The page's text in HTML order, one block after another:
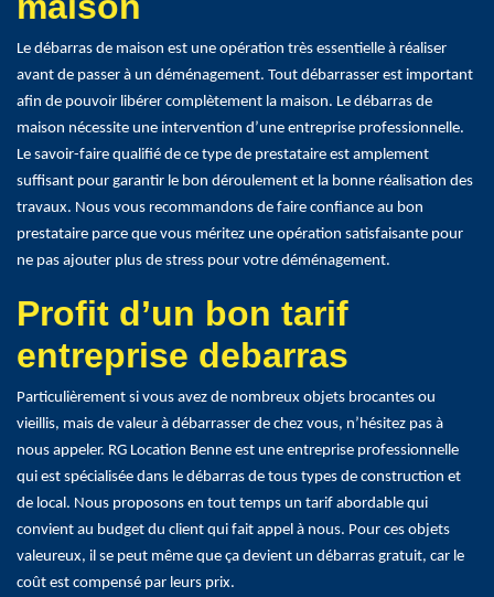
Le débarras de maison est une opération très essentielle à réaliser
avant de passer à un déménagement. Tout débarrasser est important
afin de pouvoir libérer complètement la maison. Le débarras de
maison nécessite une intervention d’une entreprise professionnelle.
Le savoir-faire qualifié de ce type de prestataire est amplement
suffisant pour garantir le bon déroulement et la bonne réalisation des
travaux. Nous vous recommandons de faire confiance au bon
prestataire parce que vous méritez une opération satisfaisante pour
ne pas ajouter plus de stress pour votre déménagement.
Profit d’un bon tarif
entreprise debarras
Particulièrement si vous avez de nombreux objets brocantes ou
vieillis, mais de valeur à débarrasser de chez vous, n’hésitez pas à
nous appeler. RG Location Benne est une entreprise professionnelle
qui est spécialisée dans le débarras de tous types de construction et
de local. Nous proposons en tout temps un tarif abordable qui
convient au budget du client qui fait appel à nous. Pour ces objets
valeureux, il se peut même que ça devient un débarras gratuit, car le
coût est compensé par leurs prix.